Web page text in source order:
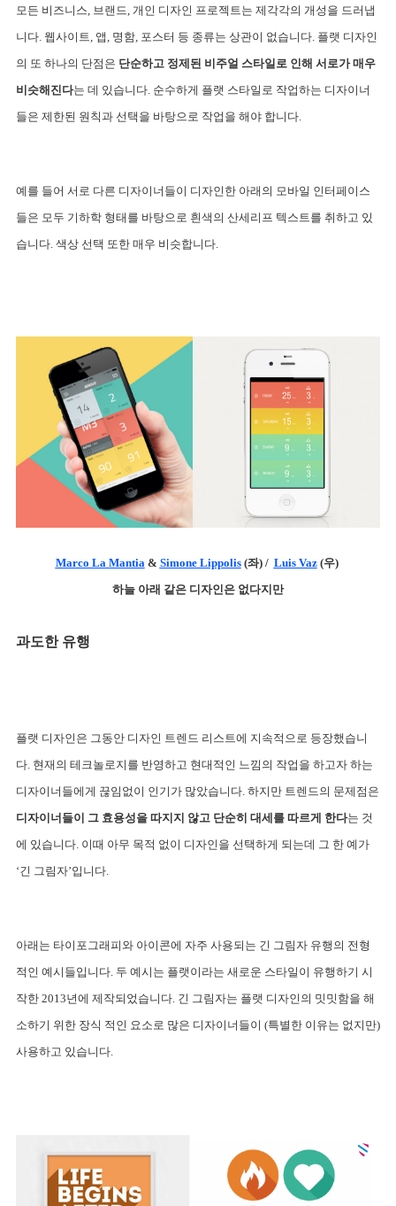
모든 비즈니스, 브랜드, 개인 디자인 프로젝트는 제각각의 개성을 드러냅
니다. 웹사이트, 앱, 명함, 포스터 등 종류는 상관이 없습니다. 플랫 디자인
의 또 하나의 단점은 단순하고 정제된 비주얼 스타일로 인해 서로가 매우
비슷해진다는 데 있습니다. 순수하게 플랫 스타일로 작업하는 디자이너
들은 제한된 원칙과 선택을 바탕으로 작업을 해야 합니다.
예를 들어 서로 다른 디자이너들이 디자인한 아래의 모바일 인터페이스
들은 모두 기하학 형태를 바탕으로 흰색의 산세리프 텍스트를 취하고 있
습니다. 색상 선택 또한 매우 비슷합니다.
Marco La Mantia & Simone Lippolis (좌) / Luis Vaz (우)
하늘 아래 같은 디자인은 없다지만
과도한 유행
플랫 디자인은 그동안 디자인 트렌드 리스트에 지속적으로 등장했습니
다. 현재의 테크놀로지를 반영하고 현대적인 느낌의 작업을 하고자 하는
디자이너들에게 끊임없이 인기가 많았습니다.
디자이너들이 그 효용성을 따지지 않고 단순히 대세를 따르게 한다는 것
에 있습니다. 이때 아무 목적 없이 디자인을 선택하게 되는데 그 한 예가
‘긴 그림자’입니다.
아래는 타이포그래피와 아이콘에 자주 사용되는 긴 그림자 유행의 전형
적인 예시들입니다. 두 예시는 플랫이라는 새로운 스타일이 유행하기 시
작한 2013년에 제작되었습니다. 긴 그림자는 플랫 디자인의 밋밋함을 해
소하기 위한 장식 적인 요소로 많은 디자이너들이 (특별한 이유는 없지만)
사용하고 있습니다.